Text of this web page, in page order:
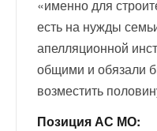
«именно для
есть на нужды
апелляционной
общими и обязали
возместить
Позиция АС МО: